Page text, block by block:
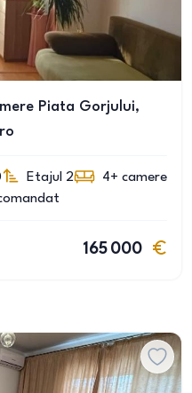
Piata Gorjului,
Etajul 2 4+ camere
165 000